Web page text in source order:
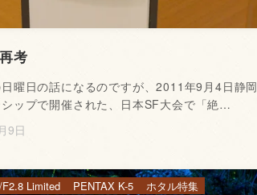
考
曜日の話になるのですが、2011年9月4日静岡
ップで開催された、日本SF大会で「絶…
9日
Limited PENTAX K-5 ホタル特集